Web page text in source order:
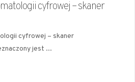
cyfrowej – skaner
cyfrowej – skaner
jest ...